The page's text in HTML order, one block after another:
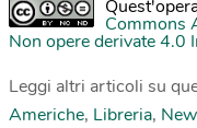
Commons
Non opere derivate 4.0
Leggi altri articoli su
Americhe, Libreria,